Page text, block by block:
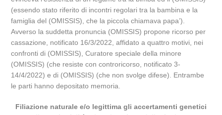
(essendo stato riferito di incontri regolari tra la bambina e la
famiglia del (OMISSIS), che la piccola chiamava papa’).
Avverso la suddetta pronuncia (OMISSIS) propone ricorso per
cassazione, notificato 16/3/2022, affidato a quattro motivi, nei
confronti di (OMISSIS), Curatore speciale della minore
(OMISSIS) (che resiste con controricorso, notificato 3-
14/4/2022) e di (OMISSIS) (che non svolge difese). Entrambe
le parti hanno depositato memoria.
Filiazione naturale e/o legittima gli accertamenti genetici